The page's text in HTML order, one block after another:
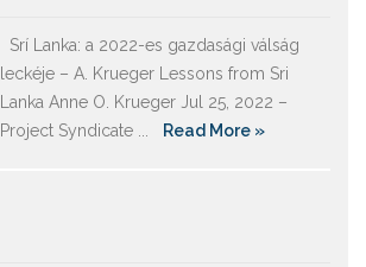
Srí Lanka: a 2022-es gazdasági válság
leckéje – A. Krueger Lessons from Sri
Lanka Anne O. Krueger Jul 25, 2022 –
Project Syndicate ... Read More »